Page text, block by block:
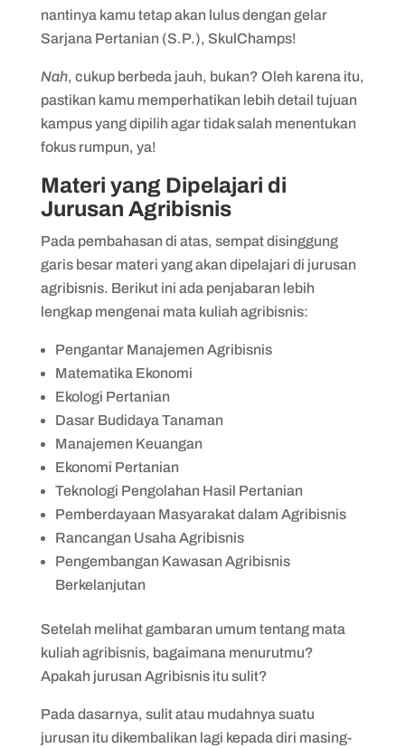
nantinya kamu tetap akan lulus dengan gelar
Sarjana Pertanian (S.P.), SkulChamps!
Nah, cukup berbeda jauh, bukan? Oleh karena itu,
pastikan kamu memperhatikan lebih detail tujuan
kampus yang dipilih agar tidak salah menentukan
fokus rumpun, ya!
Materi yang Dipelajari di
Jurusan Agribisnis
Pada pembahasan di atas, sempat disinggung
garis besar materi yang akan dipelajari di jurusan
agribisnis. Berikut ini ada penjabaran lebih
lengkap mengenai mata kuliah agribisnis:
Pengantar Manajemen Agribisnis
Matematika Ekonomi
Ekologi Pertanian
Dasar Budidaya Tanaman
Manajemen Keuangan
Ekonomi Pertanian
Teknologi Pengolahan Hasil Pertanian
Pemberdayaan Masyarakat dalam Agribisnis
Rancangan Usaha Agribisnis
Pengembangan Kawasan Agribisnis
Berkelanjutan
Setelah melihat gambaran umum tentang mata
kuliah agribisnis, bagaimana menurutmu?
Apakah jurusan Agribisnis itu sulit?
Pada dasarnya, sulit atau mudahnya suatu
jurusan itu dikembalikan lagi kepada diri masing-